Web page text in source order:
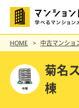
HOME 中古マンショ
菊名
棟